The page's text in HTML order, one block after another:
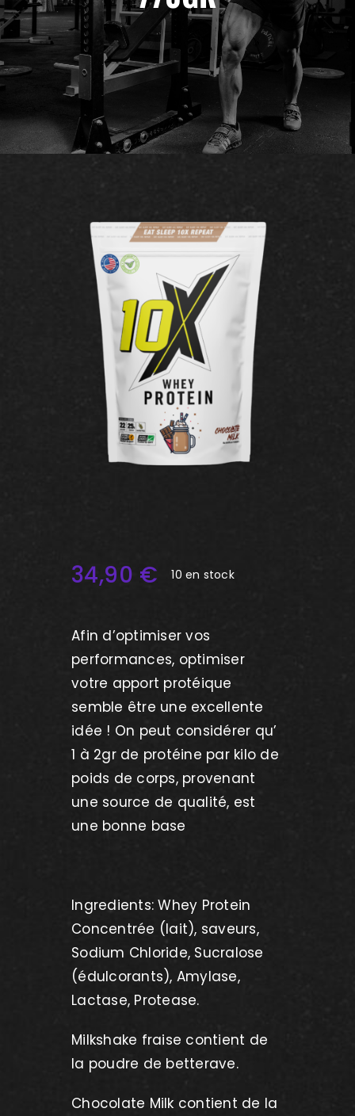
10X Athletic
Contact
34,90 € 10 en stock
Afin d’optimiser vos
performances, optimiser
votre apport protéique
semble être une excellente
idée ! On peut considérer qu’
1 à 2gr de protéine par kilo de
poids de corps, provenant
une source de qualité, est
une bonne base
Ingredients: Whey Protein
Concentrée (lait), saveurs,
Sodium Chloride, Sucralose
(édulcorants), Amylase,
Lactase, Protease.
Milkshake fraise contient de
la poudre de betterave.
Chocolate Milk contient de la